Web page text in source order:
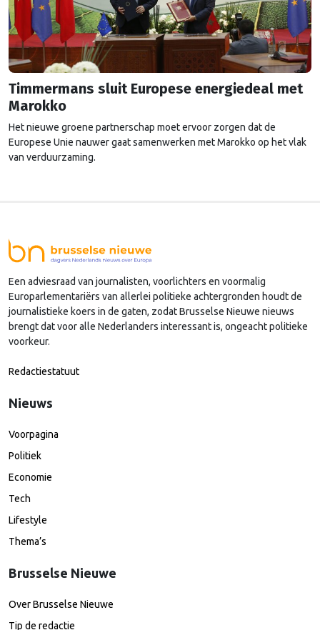
Timmermans sluit Europese energiedeal met
Marokko
Het nieuwe groene partnerschap moet ervoor zorgen dat de
Europese Unie nauwer gaat samenwerken met Marokko op het vlak
van verduurzaming.
Een adviesraad van journalisten, voorlichters en voormalig
Europarlementariërs van allerlei politieke achtergronden houdt de
journalistieke koers in de gaten, zodat Brusselse Nieuwe nieuws
brengt dat voor alle Nederlanders interessant is, ongeacht politieke
voorkeur.
Redactiestatuut
Nieuws
Voorpagina
Politiek
Economie
Tech
Lifestyle
Thema’s
Brusselse Nieuwe
Over Brusselse Nieuwe
Tip de redactie